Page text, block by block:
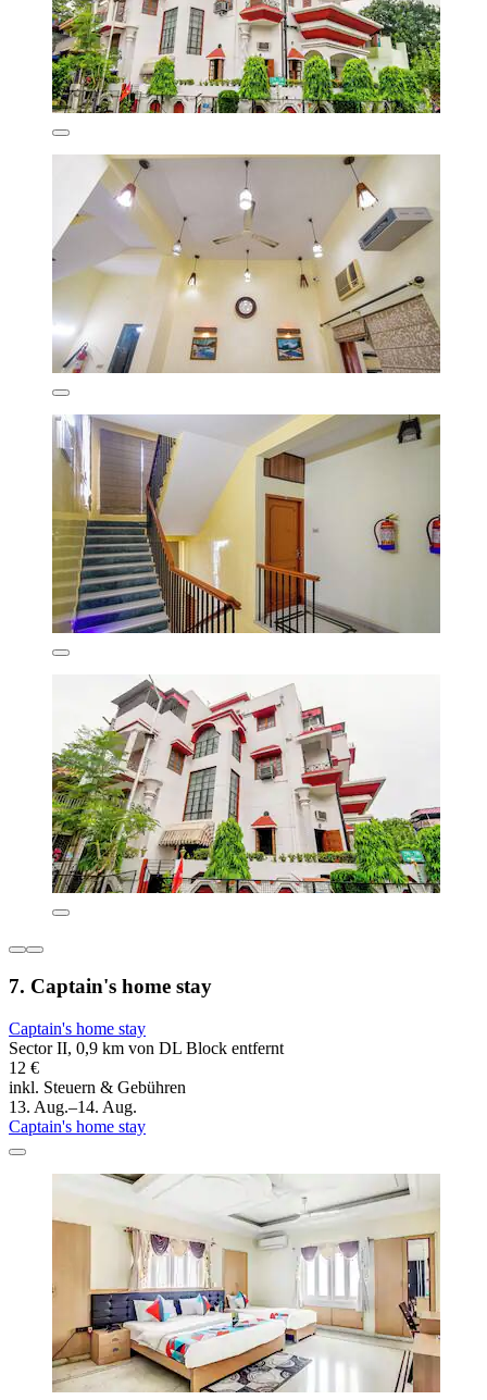
7. Captain's home stay
Captain's home stay
Sector II, 0,9 km von DL Block entfernt
12 €
inkl. Steuern & Gebühren
13. Aug.–14. Aug.
Captain's home stay